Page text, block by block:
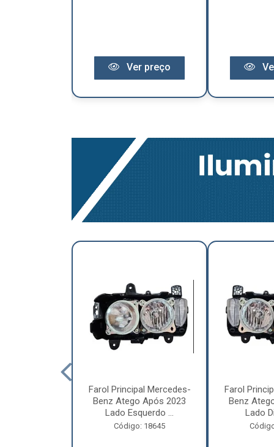
Ver preço
Farol Principal Mercedes-
Benz Atego Após 2023
Lado Esquerdo ...
Código: 18645
Farol
Benz
Lado